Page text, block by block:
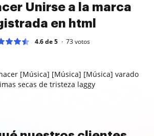
Unirse a la marca
en html
4.6 de 5 73votos
[Música] [Música] [Música] varado
secas de tristeza laggy